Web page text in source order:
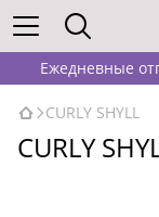
Ежедневные
CURLY SHYLL
CURLY